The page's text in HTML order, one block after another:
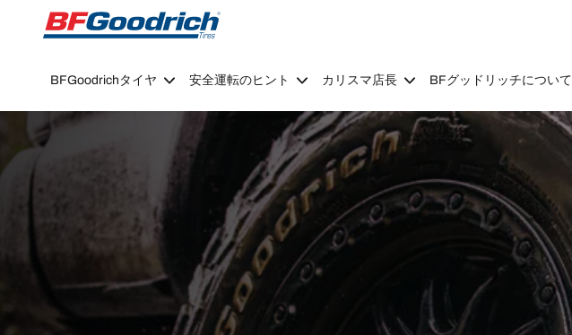
Go to page content
Go to page navigation
BFGoodrichタイヤ 安全運転のヒント カリスマ店長 BFグッドリッチについて